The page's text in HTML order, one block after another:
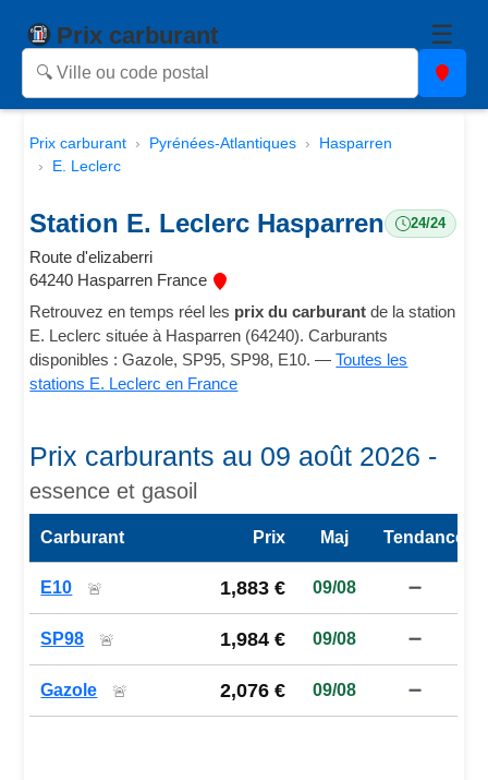
Prix carburant ☰
Prix carburant Pyrénées-Atlantiques
Hasparren
E. Leclerc
Station E. Leclerc Hasparren 24/24
Route d'elizaberri
64240 Hasparren France
Retrouvez en temps réel les prix du carburant de la station
E. Leclerc située à Hasparren (64240). Carburants
disponibles : Gazole, SP95, SP98, E10. —Toutes les
stations E. Leclerc en France
Prix carburants au 09 août 2026 -
essence et gasoil
Carburant Prix Maj Tendance
E10 🚨 1,883 € 09/08 ➖
SP98 🚨 1,984 € 09/08 ➖
Gazole 🚨 2,076 € 09/08 ➖